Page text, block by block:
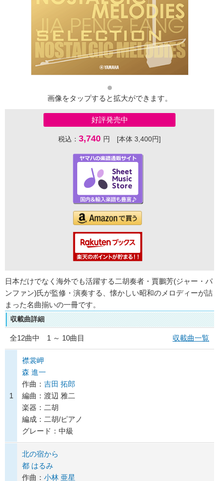
画像をタップすると拡大ができます。
好評発売中
税込： 3,740 円 [本体 3,400円]
日本だけでなく海外でも活躍する二胡奏者・賈鵬芳(ジャー・パ
ンファン)氏が監修・演奏する、懐かしい昭和のメロディーが詰
まった名曲揃いの一冊です。
収載曲詳細
全12曲中 1 ～ 10曲目 収載曲一覧
1
襟裳岬
森 進一
作曲： 吉田 拓郎
編曲：渡辺 雅二
楽器：二胡
編成：二胡/ピアノ
グレード：中級
北の宿から
都 はるみ
作曲： 小林 亜星